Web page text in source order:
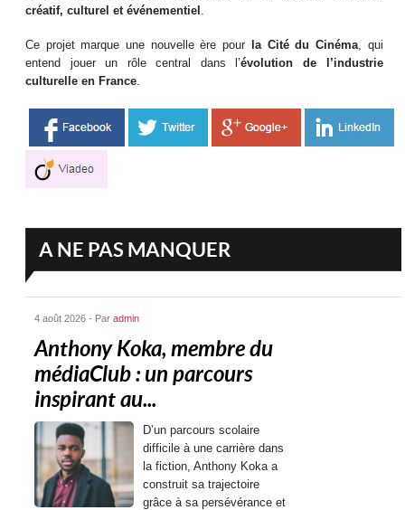
créatif, culturel et événementiel .
Ce projet marque une nouvelle ère pour la Cité du Cinéma, qui
entend jouer un rôle central dans l’évolution de l’industrie
culturelle en France.
A NE PAS MANQUER
4 août 2026 - Paradmin
Anthony Koka, membre du
médiaClub : un parcours
inspirant au...
D’un parcours scolaire
difficile à une carrière dans
la fiction, Anthony Koka a
construit sa trajectoire
grâce à sa persévérance et